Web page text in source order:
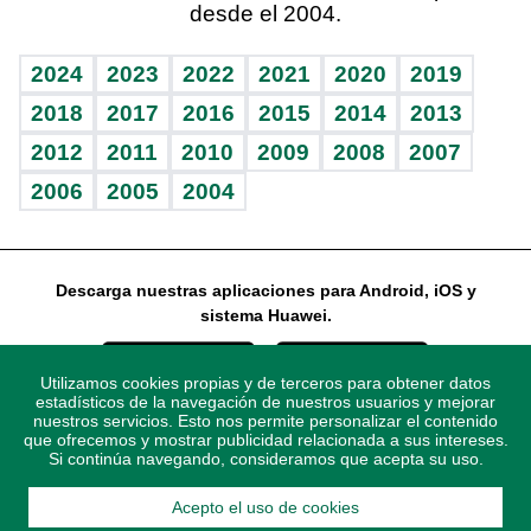
Vida y familia
Eñe
Celebrando la vida
Sin complejos
En pocas palabras
Escuchando al corazón
Economía Personal
Consulta Libre
BRV
TBT Deportivo
Más firmas
Guía del dinero
Horóscopos
desde el 2004.
2024 2023 2022 2021 2020
2019
2018
2017 2016 2015 2014
2013
2012
2011 2010 2009 2008
2007
2006
2005 2004
Descarga nuestras aplicaciones para Android, iOS y
sistema Huawei.
Utilizamos cookies propias y de terceros para obtener datos
estadísticos de la navegación de nuestros usuarios y mejorar
nuestros servicios. Esto nos permite personalizar el contenido
que ofrecemos y mostrar publicidad relacionada a sus intereses.
Si continúa navegando, consideramos que acepta su uso.
Acepto el uso de cookies